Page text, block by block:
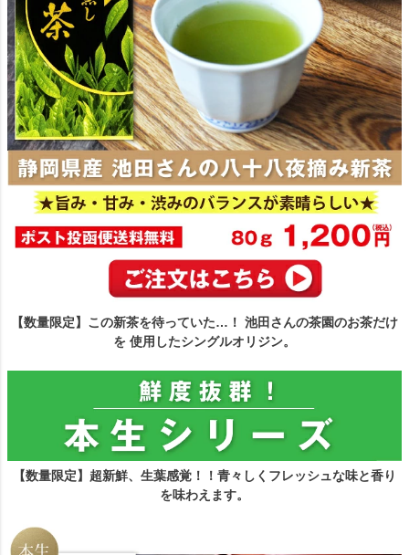
【数量限定】この新茶を待っていた…！ 池田さんの茶園のお茶だけ
を 使用したシングルオリジン。
【数量限定】超新鮮、生葉感覚！！青々しくフレッシュな味と香り
を味わえます。